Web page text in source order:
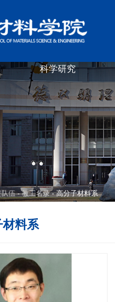
科学研究
队伍-教工名录- 高分子材料系
材料系